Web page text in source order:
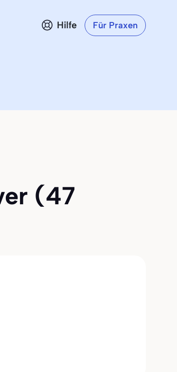
Hilfe Für Praxen
(47